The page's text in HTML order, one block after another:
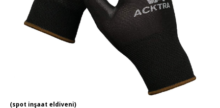
(spot inşaat eldiveni)